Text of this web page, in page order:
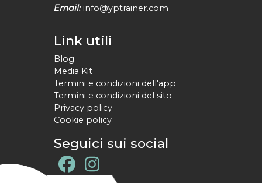
Email: info@yptrainer.com
Link utili
Blog
Media Kit
Termini e condizioni dell'app
Termini e condizioni del sito
Privacy policy
Cookie policy
Seguici sui social